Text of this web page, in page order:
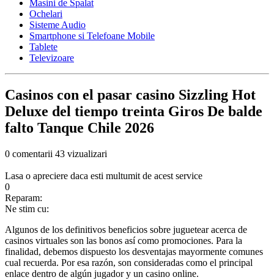
Masini de Spalat
Ochelari
Sisteme Audio
Smartphone si Telefoane Mobile
Tablete
Televizoare
Casinos con el pasar casino Sizzling Hot
Deluxe del tiempo treinta Giros De balde
falto Tanque Chile 2026
0 comentarii 43 vizualizari
Lasa o apreciere daca esti multumit de acest service
0
Reparam:
Ne stim cu:
Algunos de los definitivos beneficios sobre juguetear acerca de
casinos virtuales son las bonos así­ como promociones. Para la
finalidad, debemos dispuesto los desventajas mayormente comunes
cual recuerda. Por esa razón, son consideradas como el principal
enlace dentro de algún jugador y un casino online.